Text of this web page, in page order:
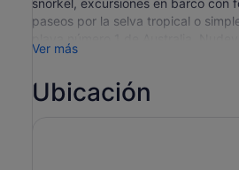
snorkel, excursiones en barco con
paseos por la selva tropical o
que hacer en tierra y en el agua
dispongan de poco tiempo.
Ver más
Ubicación